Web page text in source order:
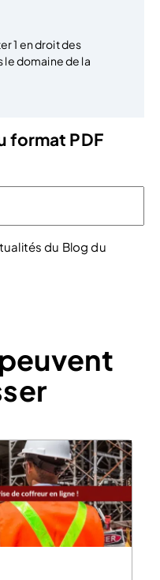
1 en droit des
le domaine de la
format PDF
du Blog du